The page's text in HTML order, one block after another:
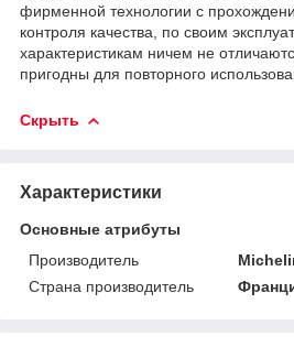
фирменной технологии с
контроля качества, по своим
характеристикам ничем не
пригодны для повторного
Скрыть
Характеристики
Основные атрибуты
Производитель
Страна производитель